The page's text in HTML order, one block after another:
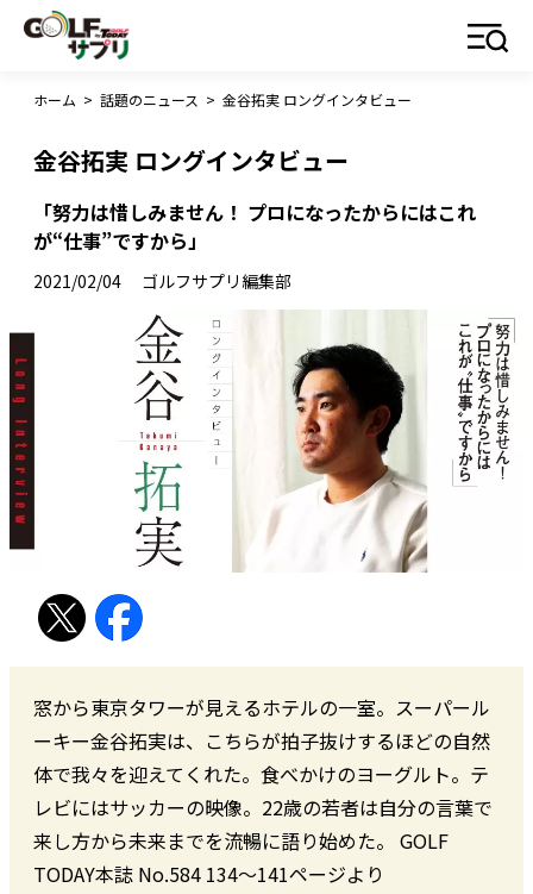
ホーム > 話題のニュース > 金谷拓実 ロングインタビュー
金谷拓実 ロングインタビュー
「努力は惜しみません！ プロになったからにはこれ
が“仕事”ですから」
2021/02/04 ゴルフサプリ編集部
窓から東京タワーが見えるホテルの一室。スーパール
ーキー金谷拓実は、こちらが拍子抜けするほどの自然
体で我々を迎えてくれた。食べかけのヨーグルト。テ
レビにはサッカーの映像。22歳の若者は自分の言葉で
来し方から未来までを流暢に語り始めた。 GOLF
TODAY本誌 No.584 134〜141ページより